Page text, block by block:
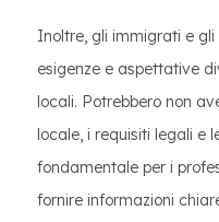
Inoltre, gli immigrati e
esigenze e aspettative
locali. Potrebbero non
locale, i requisiti legali e
fondamentale per i
fornire informazioni